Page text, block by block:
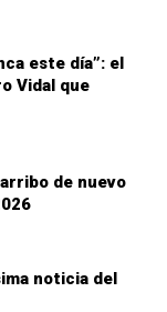
este día”: el
Vidal que
de nuevo
noticia del